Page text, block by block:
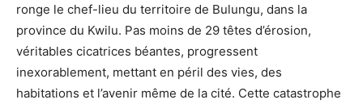
ronge le chef-lieu du territoire de Bulungu, dans la
province du Kwilu. Pas moins de 29 têtes d’érosion,
véritables cicatrices béantes, progressent
inexorablement, mettant en péril des vies, des
habitations et l’avenir même de la cité. Cette catastrophe